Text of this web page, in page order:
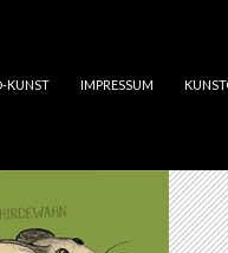
KUNST IMPRESSUM